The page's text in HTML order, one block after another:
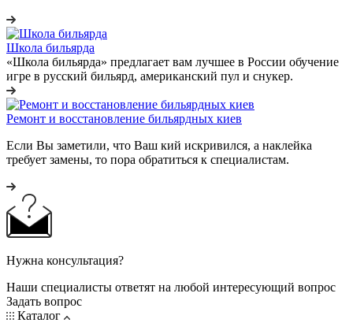
Школа бильярда
«Школа бильярда» предлагает вам лучшее в России обучение
игре в русский бильярд, американский пул и снукер.
Ремонт и восстановление бильярдных киев
Если Вы заметили, что Ваш кий искривился, а наклейка
требует замены, то пора обратиться к специалистам.
Нужна консультация?
Наши специалисты ответят на любой интересующий вопрос
Задать вопрос
Каталог